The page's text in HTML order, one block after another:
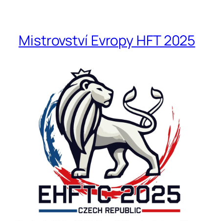
Mistrovství Evropy HFT 2025